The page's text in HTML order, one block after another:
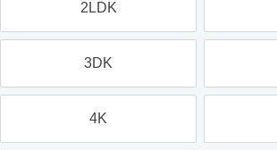
2LDK
3DK
4K